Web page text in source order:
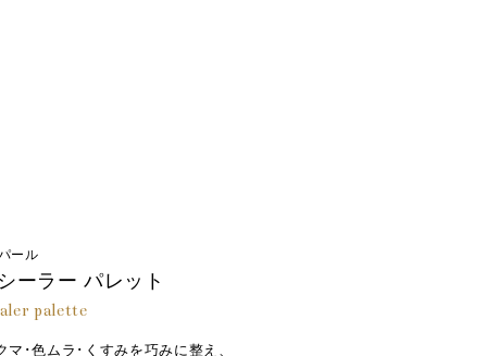
ール
ーラー パレット
palette
マ･色ムラ･くすみを巧みに整え、